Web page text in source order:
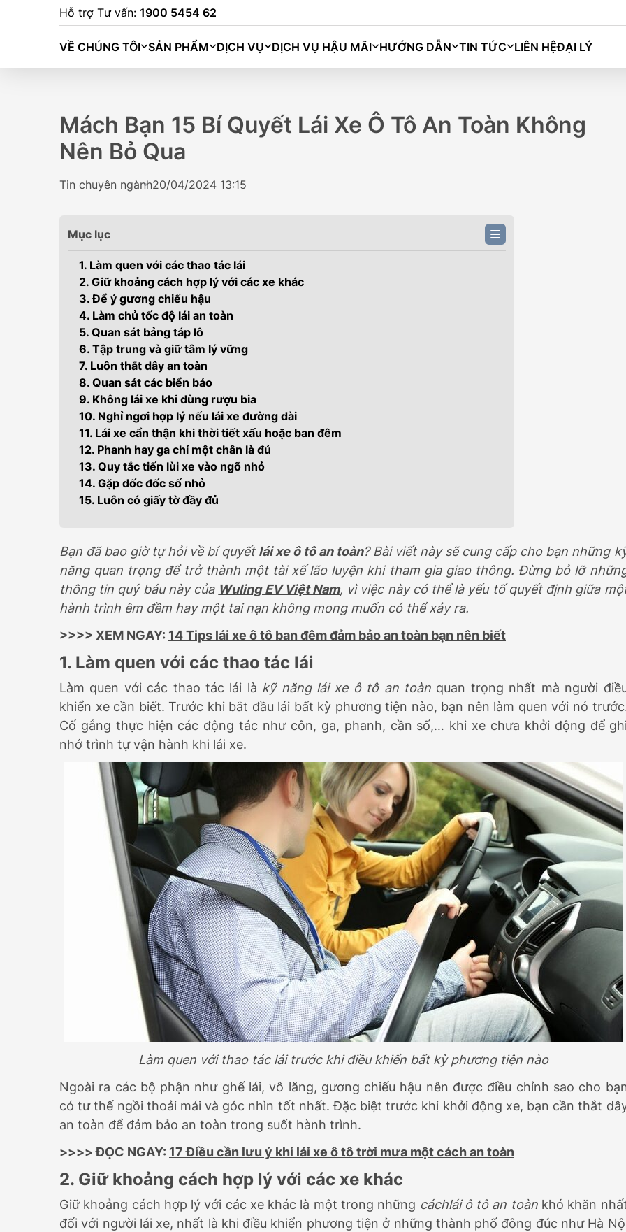
Hỗ trợ Tư vấn: 1900 5454 62
VỀ CHÚNG TÔI SẢN PHẨM DỊCH VỤ DỊCH VỤ HẬU MÃI HƯỚNG DẪN TIN TỨC LIÊN HỆĐẠI LÝ
Bingo Grango Darion
BINGO (333KM)
399.000.000Đ
Mách Bạn 15 Bí Quyết Lái Xe Ô Tô An Toàn Không
Nên Bỏ Qua
Tin chuyên ngành20/04/2024 13:15
Mục lục
1. Làm quen với các thao tác lái
2. Giữ khoảng cách hợp lý với các xe khác
3. Để ý gương chiếu hậu
4. Làm chủ tốc độ lái an toàn
5. Quan sát bảng táp lô
6. Tập trung và giữ tâm lý vững
7. Luôn thắt dây an toàn
8. Quan sát các biển báo
9. Không lái xe khi dùng rượu bia
10. Nghỉ ngơi hợp lý nếu lái xe đường dài
11. Lái xe cẩn thận khi thời tiết xấu hoặc ban đêm
12. Phanh hay ga chỉ một chân là đủ
13. Quy tắc tiến lùi xe vào ngõ nhỏ
14. Gặp dốc đốc số nhỏ
15. Luôn có giấy tờ đầy đủ
Bạn đã bao giờ tự hỏi về bí quyết lái xe ô tô an toàn? Bài viết này sẽ cung cấp cho bạn những
năng quan trọng để trở thành một tài xế lão luyện khi tham gia giao thông. Đừng bỏ lỡ
thông tin quý báu này của Wuling EV Việt Nam, vì việc này có thể là yếu tố quyết định giữa
hành trình êm đềm hay một tai nạn không mong muốn có thể xảy ra.
>>>> XEM NGAY: 14 Tips lái xe ô tô ban đêm đảm bảo an toàn bạn nên biết
1. Làm quen với các thao tác lái
Làm quen với các thao tác lái là kỹ năng lái xe ô tô an toàn quan trọng nhất mà người
khiển xe cần biết. Trước khi bắt đầu lái bất kỳ phương tiện nào, bạn nên làm quen với nó
Cố gắng thực hiện các động tác như côn, ga, phanh, cần số,… khi xe chưa khởi động để
nhớ trình tự vận hành khi lái xe.
Làm quen với thao tác lái trước khi điều khiển bất kỳ phương tiện nào
Ngoài ra các bộ phận như ghế lái, vô lăng, gương chiếu hậu nên được điều chỉnh sao cho
có tư thế ngồi thoải mái và góc nhìn tốt nhất. Đặc biệt trước khi khởi động xe, bạn cần thắt
an toàn để đảm bảo an toàn trong suốt hành trình.
>>>> ĐỌC NGAY: 17 Điều cần lưu ý khi lái xe ô tô trời mưa một cách an toàn
2. Giữ khoảng cách hợp lý với các xe khác
Giữ khoảng cách hợp lý với các xe khác là một trong những cáchlái ô tô an toànkhó khăn
đối với người lái xe, nhất là khi điều khiển phương tiện ở những thành phố đông đúc như Hà